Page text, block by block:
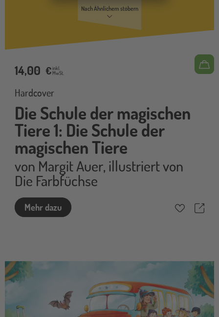
Nach Ähnlichem stöbern
14,00 €inkl.
MwSt.
Hardcover
Die Schule der magischen
Tiere 1: Die Schule der
magischen Tiere
von Margit Auer, illustriert von
Die Farbfüchse
Mehr dazu Merkzettel